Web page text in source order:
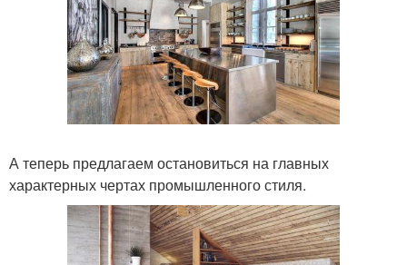
А теперь предлагаем остановиться на главных
характерных чертах промышленного стиля.